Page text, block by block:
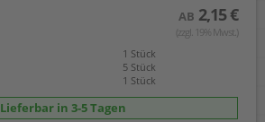
AB 2,15 €
(zzgl. 19% Mwst.)
1 Stück
5 Stück
1 Stück
Lieferbar in 3-5 Tagen